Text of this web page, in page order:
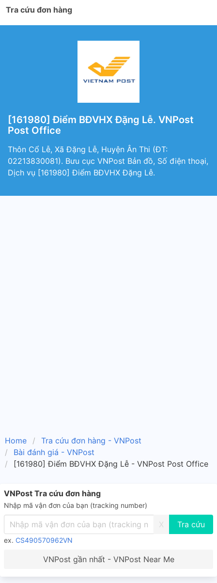
Tra cứu đơn hàng
[161980] Điểm BĐVHX Đặng Lễ. VNPost
Post Office
Thôn Cổ Lễ, Xã Đặng Lễ, Huyện Ân Thi (ÐT:
02213830081). Bưu cục VNPost Bản đồ, Số điện thoại,
Dịch vụ [161980] Điểm BĐVHX Đặng Lễ.
Home
Tra cứu đơn hàng - VNPost
Bài đánh giá - VNPost
[161980] Điểm BĐVHX Đặng Lễ - VNPost Post Office
VNPost Tra cứu đơn hàng
Nhập mã vận đơn của bạn (tracking number)
X
ex. CS490570962VN
VNPost gần nhất - VNPost Near Me